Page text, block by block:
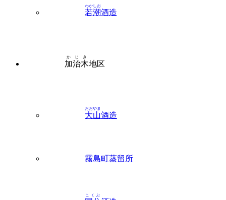
若潮
わかしお
酒造
加治木
かじき
地区
大山
おおやま
酒造
霧島町蒸留所
こくぶ